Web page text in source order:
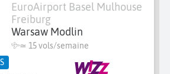
EuroAirport Basel Mulhouse
Freiburg
Warsaw Modlin
≃ 15 vols/semaine
S